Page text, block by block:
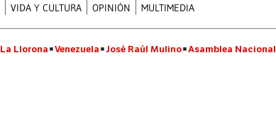
VIDA Y CULTURA OPINIÓN MULTIMEDIA
La Llorona Venezuela José Raúl Mulino Asamblea Nacional